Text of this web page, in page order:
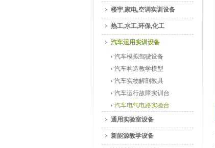
楼宇,家电,空调实训设备
热工,水工,环保,化工
汽车运用实训设备
汽车模拟驾驶设备
汽车构造教学模型
汽车实物解剖教具
汽车运行故障实训台
汽车电气电路实验台
通用实验室设备
新能源教学设备